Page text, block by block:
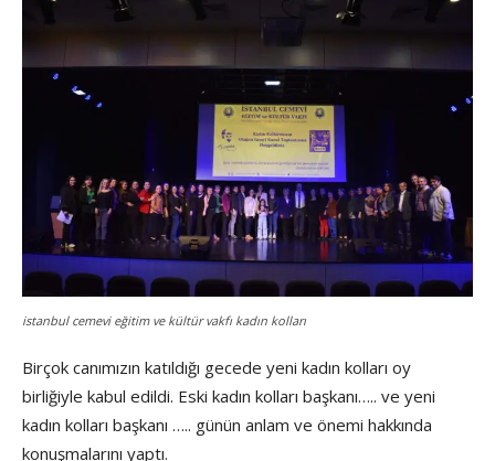
istanbul cemevi eğitim ve kültür vakfı kadın kolları
Birçok canımızın katıldığı gecede yeni kadın kolları oy
birliğiyle kabul edildi. Eski kadın kolları başkanı….. ve yeni
kadın kolları başkanı ….. günün anlam ve önemi hakkında
konuşmalarını yaptı.